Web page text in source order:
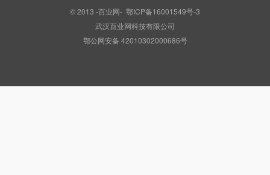
© 2013 -百业网- 鄂ICP备16001549号-3
武汉百业网科技有限公司
鄂公网安备 42010302000686号